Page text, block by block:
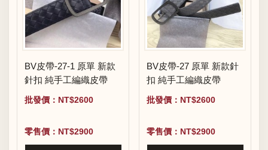
BV皮帶-27-1 原單 新款
針扣 純手工編織皮帶
批發價：NT$2600
零售價：NT$2900
BV皮帶-27 原單 新款針
扣 純手工編織皮帶
批發價：NT$2600
零售價：NT$2900